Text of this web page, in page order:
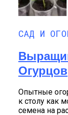
САД И
Огурцов
Опытные
к столу как
семена на